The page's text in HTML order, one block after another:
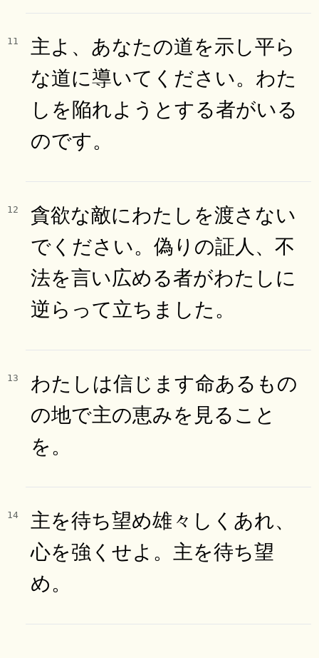
11
主よ、あなたの道を示し平ら
な道に導いてください。わた
しを陥れようとする者がいる
のです。
12
貪欲な敵にわたしを渡さない
でください。偽りの証人、不
法を言い広める者がわたしに
逆らって立ちました。
13
わたしは信じます命あるもの
の地で主の恵みを見ること
を。
14
主を待ち望め雄々しくあれ、
心を強くせよ。主を待ち望
め。